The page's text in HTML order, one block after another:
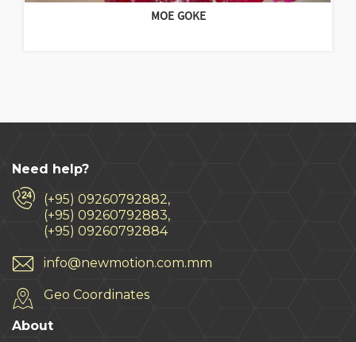
MOE GOKE
Need help?
(+95) 09260792882,
(+95) 09260792883,
(+95) 09260792884
info@newmotion.com.mm
Geo Coordinates
About